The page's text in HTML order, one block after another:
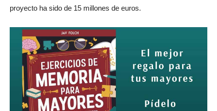
proyecto ha sido de 15 millones de euros.